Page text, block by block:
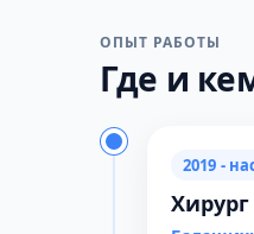
ОПЫТ РАБОТЫ
Где и
2019 -
Хирург